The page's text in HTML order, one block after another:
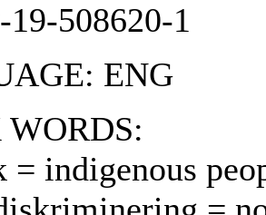
508620-1
ENG
indigenous